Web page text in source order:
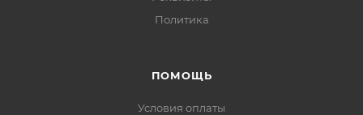
Политика
ПОМОЩЬ
Условия оплаты